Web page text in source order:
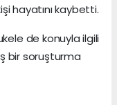
hayatını kaybetti.
de konuyla ilgili
bir soruşturma